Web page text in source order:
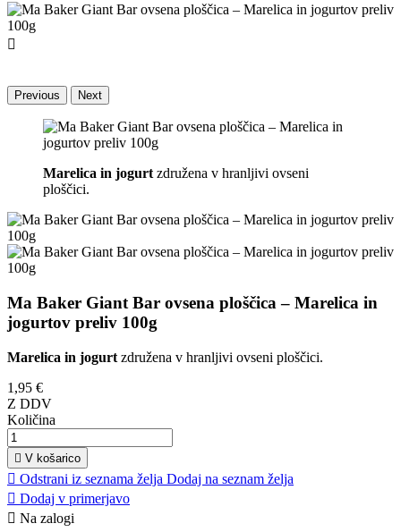

Previous Next
Marelica in jogurt združena v hranljivi ovseni
ploščici.
Ma Baker Giant Bar ovsena ploščica – Marelica in
jogurtov preliv 100g
Marelica in jogurt združena v hranljivi ovseni ploščici.
1,95 €
Z DDV
Količina
 V košarico
 Odstrani iz seznama želja Dodaj na seznam želja
 Dodaj v primerjavo
 Na zalogi